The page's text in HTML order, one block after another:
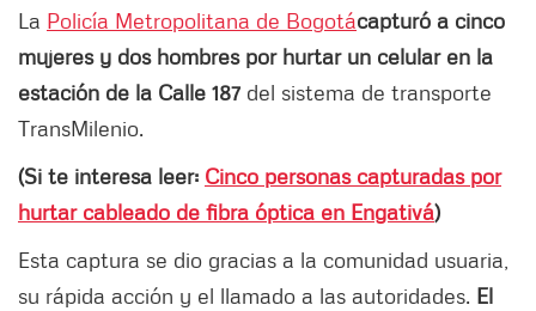
La Policía Metropolitana de Bogotácapturó a cinco
mujeres y dos hombres por hurtar un celular en la
estación de la Calle 187 del sistema de transporte
TransMilenio.
(Si te interesa leer: Cinco personas capturadas por
hurtar cableado de fibra óptica en Engativá)
Esta captura se dio gracias a la comunidad usuaria,
su rápida acción y el llamado a las autoridades. El